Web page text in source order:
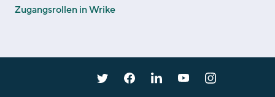
Zugangsrollen in Wrike